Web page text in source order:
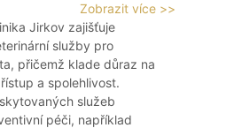
Zobrazit více >>
Jirkov zajišťuje
služby pro
přičemž klade důraz na
a spolehlivost.
služeb
péči, například